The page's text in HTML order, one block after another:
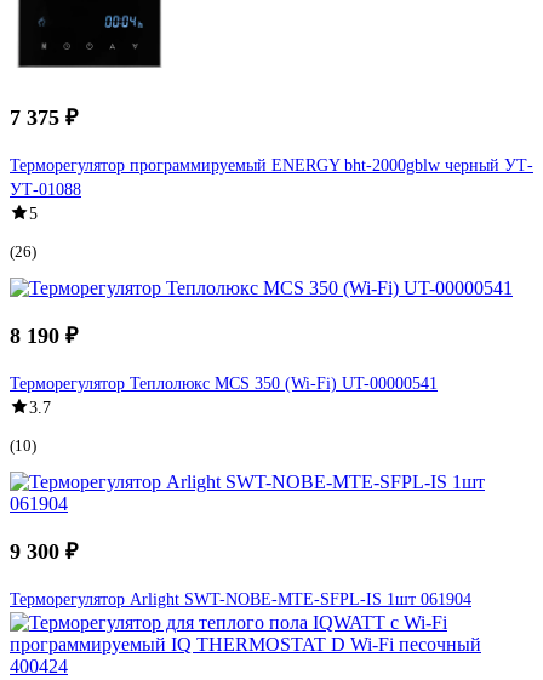
7 375 ₽
Терморегулятор программируемый ENERGY bht-2000gblw черный УТ-
УТ-01088
5
(26)
8 190 ₽
Терморегулятор Теплолюкс MCS 350 (Wi-Fi) UT-00000541
3.7
(10)
9 300 ₽
Терморегулятор Arlight SWT-NOBE-MTE-SFPL-IS 1шт 061904